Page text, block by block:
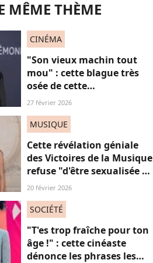
MÊME THÈME
CINÉMA
"Son vieux machin tout
mou" : cette blague très
osée de cette
chroniqueuse de
n’est clairement pas
passée inaperçue
27 février 2026
MUSIQUE
Cette révélation géniale
des Victoires de la Musique
refuse "d'être sexualisée et
soumise" et vénère
Despentes"
20 février 2026
SOCIÉTÉ
"T'es trop fraîche pour ton
âge !" : cette cinéaste
dénonce les phrases les